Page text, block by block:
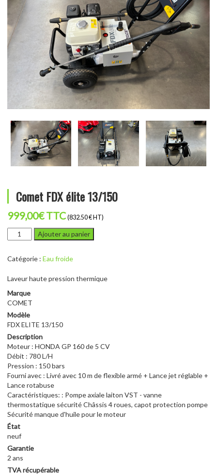
Comet FDX élite 13/150
999,00€TTC (832.50 € HT)
quantité
de
FDX
13/150
Ajouter au panier
Catégorie : Eau froide
Laveur haute pression thermique
Marque
COMET
Modèle
FDX ELITE 13/150
Description
Moteur : HONDA GP 160 de 5 CV
Débit : 780 L/H
Pression : 150 bars
Fourni avec : Livré avec 10 m de flexible armé + Lance jet réglable +
Lance rotabuse
Caractéristiques: : Pompe axiale laiton VST - vanne
thermostatique sécurité Châssis 4 roues, capot protection pompe
Sécurité manque d'huile pour le moteur
État
neuf
Garantie
2 ans
TVA récupérable